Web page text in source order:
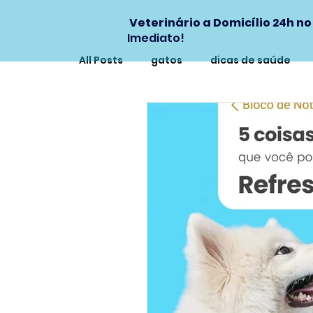
Veterinário a Domicílio 24h no
Imediato!
All Posts gatos dicas de saúde